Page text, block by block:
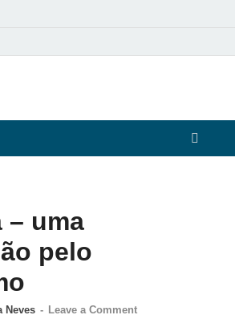
Braga Ciclável
– uma
pelo
Neves - Leave a Comment